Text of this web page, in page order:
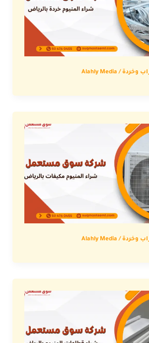
وخردة /
Alahly Media
وخردة /
Alahly Media